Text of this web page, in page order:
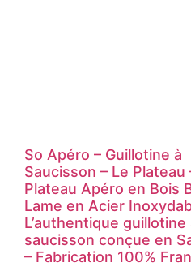
So Apéro – Guillotine à
Saucisson – Le Plateau
Plateau Apéro en Bois
Lame en Acier
L’authentique guillotine
saucisson conçue en
– Fabrication 100%